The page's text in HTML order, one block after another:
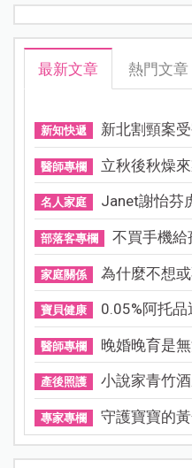
最新文章 熱門文章
新知快遞 新北割頸案
醫師專欄 立秋後秋燥
名人家庭 Janet謝怡芬
部落客專欄 不買手機給
家庭關係 為什麼不想
寶貝健康 0.05%阿托
醫師專欄 晚婚晚育是
產後照護 小說家青竹
專家專欄 守護寶寶的